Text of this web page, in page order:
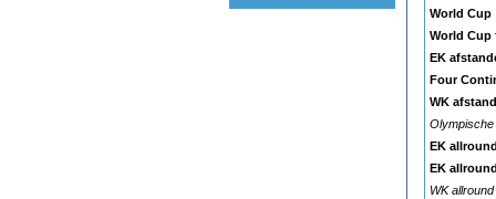
World Cup
World Cup
EK
Four
WK
Olympische
EK
EK
WK